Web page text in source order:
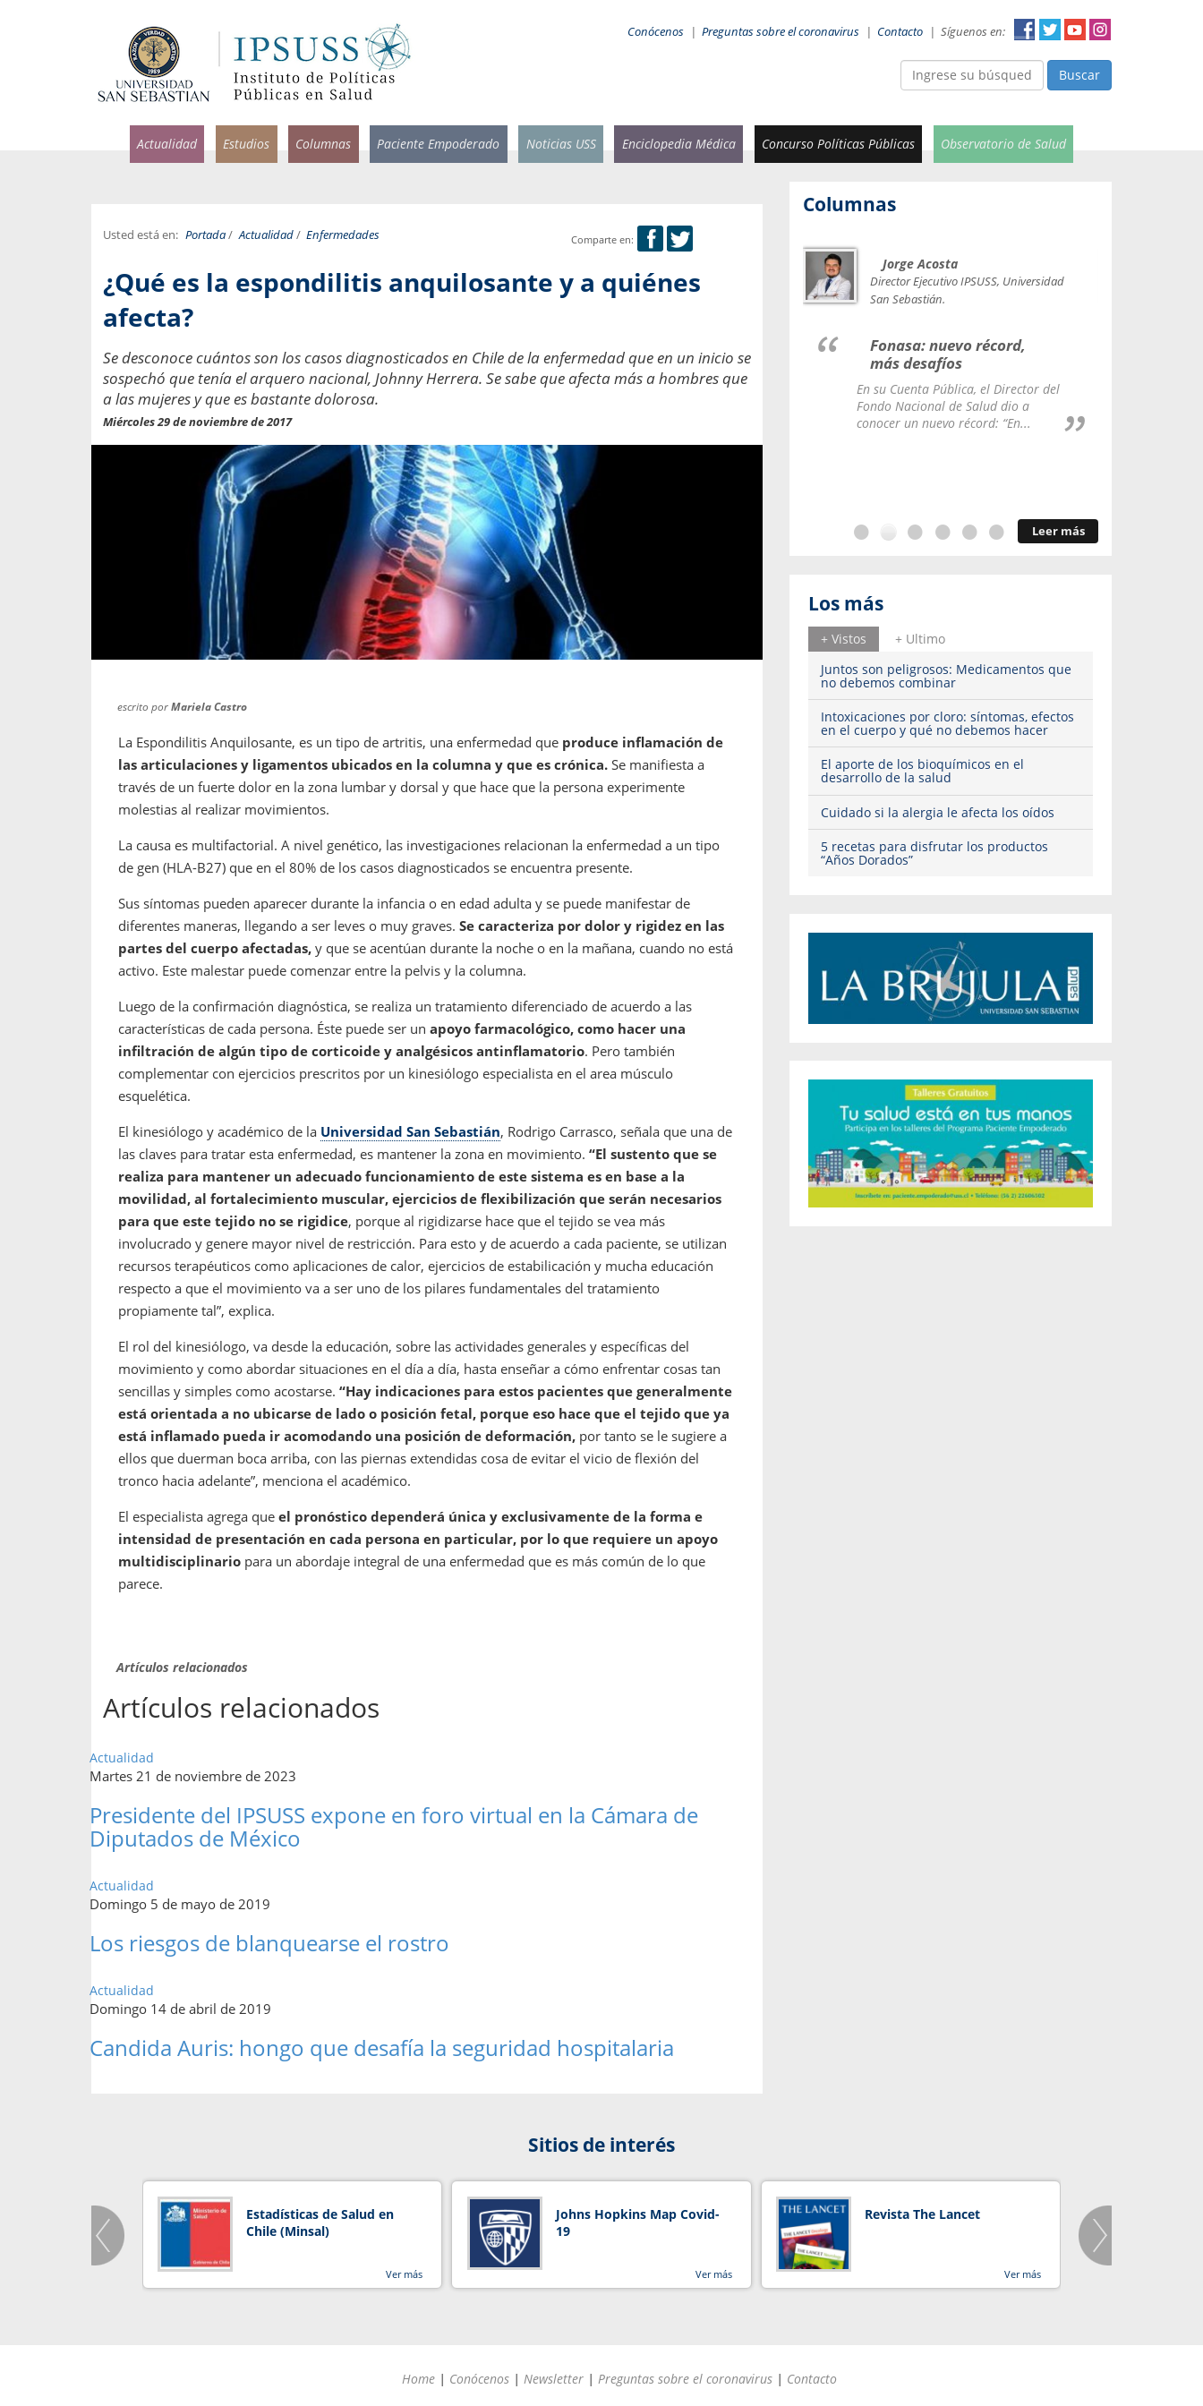
Conócenos | Preguntas sobre el coronavirus | Contacto | Síguenos en:
Buscar
Actualidad Estudios Columnas Paciente Empoderado Noticias USS Enciclopedia Médica Concurso Políticas Públicas Observatorio de Salud
Comparte en:
Usted está en: Portada/ Actualidad/ Enfermedades
¿Qué es la espondilitis anquilosante y a quiénes
afecta?
Se desconoce cuántos son los casos diagnosticados en Chile de la enfermedad que en un inicio se
sospechó que tenía el arquero nacional, Johnny Herrera. Se sabe que afecta más a hombres que
a las mujeres y que es bastante dolorosa.
Miércoles 29 de noviembre de 2017
escrito porMariela Castro
La Espondilitis Anquilosante, es un tipo de artritis, una enfermedad que produce inflamación de
las articulaciones y ligamentos ubicados en la columna y que es crónica. Se manifiesta a
través de un fuerte dolor en la zona lumbar y dorsal y que hace que la persona experimente
molestias al realizar movimientos.
La causa es multifactorial. A nivel genético, las investigaciones relacionan la enfermedad a un tipo
de gen (HLA-B27) que en el 80% de los casos diagnosticados se encuentra presente.
Sus síntomas pueden aparecer durante la infancia o en edad adulta y se puede manifestar de
diferentes maneras, llegando a ser leves o muy graves. Se caracteriza por dolor y rigidez en las
partes del cuerpo afectadas, y que se acentúan durante la noche o en la mañana, cuando no está
activo. Este malestar puede comenzar entre la pelvis y la columna.
Luego de la confirmación diagnóstica, se realiza un tratamiento diferenciado de acuerdo a las
características de cada persona. Éste puede ser un apoyo farmacológico, como hacer una
infiltración de algún tipo de corticoide y analgésicos antinflamatorio. Pero también
complementar con ejercicios prescritos por un kinesiólogo especialista en el area músculo
esquelética.
El kinesiólogo y académico de la Universidad San Sebastián, Rodrigo Carrasco, señala que una de
las claves para tratar esta enfermedad, es mantener la zona en movimiento. “El sustento que se
realiza para mantener un adecuado funcionamiento de este sistema es en base a la
movilidad, al fortalecimiento muscular, ejercicios de flexibilización que serán necesarios
para que este tejido no se rigidice, porque al rigidizarse hace que el tejido se vea más
involucrado y genere mayor nivel de restricción. Para esto y de acuerdo a cada paciente, se utilizan
recursos terapéuticos como aplicaciones de calor, ejercicios de estabilicación y mucha educación
respecto a que el movimiento va a ser uno de los pilares fundamentales del tratamiento
propiamente tal”, explica.
El rol del kinesiólogo, va desde la educación, sobre las actividades generales y específicas del
movimiento y como abordar situaciones en el día a día, hasta enseñar a cómo enfrentar cosas tan
sencillas y simples como acostarse. “Hay indicaciones para estos pacientes que generalmente
está orientada a no ubicarse de lado o posición fetal, porque eso hace que el tejido que ya
está inflamado pueda ir acomodando una posición de deformación, por tanto se le sugiere a
ellos que duerman boca arriba, con las piernas extendidas cosa de evitar el vicio de flexión del
tronco hacia adelante”, menciona el académico.
El especialista agrega que el pronóstico dependerá única y exclusivamente de la forma e
intensidad de presentación en cada persona en particular, por lo que requiere un apoyo
multidisciplinario para un abordaje integral de una enfermedad que es más común de lo que
parece.
Artículos relacionados
Artículos relacionados
Actualidad
Martes 21 de noviembre de 2023
Presidente del IPSUSS expone en foro virtual en la Cámara de
Diputados de México
Actualidad
Domingo 5 de mayo de 2019
Los riesgos de blanquearse el rostro
Actualidad
Domingo 14 de abril de 2019
Candida Auris: hongo que desafía la seguridad hospitalaria
Columnas
Facultad de Medicina USS.
por incapacidad
entregados por la
sobre viajes al extranjero
Infectólogo y profesor asistente de
Medicina, Universidad San Sebastián
Usamos la palabra pandemia cuando
una enfermedad contagiosa se
propaga a un gran número de...
Decana facultad de Odontología,
Universidad San Sebastián.
salud bucal?
En Chile, nadie muere de caries ni de
Jorge Acosta
Director Ejecutivo IPSUSS, Universidad
San Sebastián.
Fonasa: nuevo récord,
más desafíos
En su Cuenta Pública, el Director del
Fondo Nacional de Salud dio a
conocer un nuevo récord: “En...
Leer más
Los más
+ Vistos
+ Ultimo
Juntos son peligrosos: Medicamentos que
no debemos combinar
Intoxicaciones por cloro: síntomas, efectos
en el cuerpo y qué no debemos hacer
El aporte de los bioquímicos en el
desarrollo de la salud
Cuidado si la alergia le afecta los oídos
5 recetas para disfrutar los productos
“Años Dorados”
Sitios de interés
Estadísticas de Salud en
Chile (Minsal)
Ver más
Johns Hopkins Map Covid-
19
Ver más
Revista The Lancet
Ver más
Home | Conócenos | Newsletter | Preguntas sobre el coronavirus | Contacto